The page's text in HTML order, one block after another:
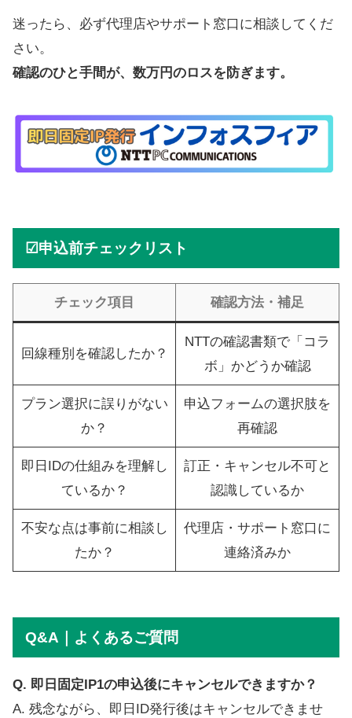
迷ったら、必ず代理店やサポート窓口に相談してくだ
さい。
確認のひと手間が、数万円のロスを防ぎます。
☑申込前チェックリスト
チェック項目 確認方法・補足
回線種別を確認したか？
NTTの確認書類で「コラ
ボ」かどうか確認
プラン選択に誤りがない
か？
申込フォームの選択肢を
再確認
即日IDの仕組みを理解し
ているか？
訂正・キャンセル不可と
認識しているか
不安な点は事前に相談し
たか？
代理店・サポート窓口に
連絡済みか
Q&A｜よくあるご質問
Q. 即日固定IP1の申込後にキャンセルできますか？
A. 残念ながら、即日ID発行後はキャンセルできませ